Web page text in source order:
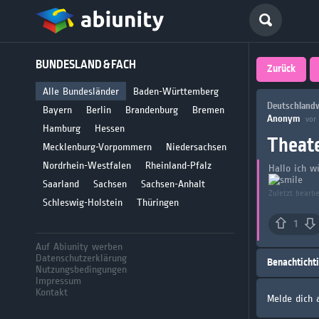
BUNDESLAND & FACH
Alle Bundesländer
Baden-Württemberg
Bayern
Berlin Brandenburg
Bremen
Hamburg
Hessen
Mecklenburg-Vorpommern
Niedersachsen
Nordrhein-Westfalen
Rheinland-Pfalz
Saarland
Sachsen
Sachsen-Anhalt
Schleswig-Holstein
Thüringen
Auf Abiunity werben
Datenschutzerklärung
Nutzungsbedingungen
Impressum
Kontakt
größte
für
Zurück
Anonym
vor
Hallo ich
Zuletzt
1
Melde dich